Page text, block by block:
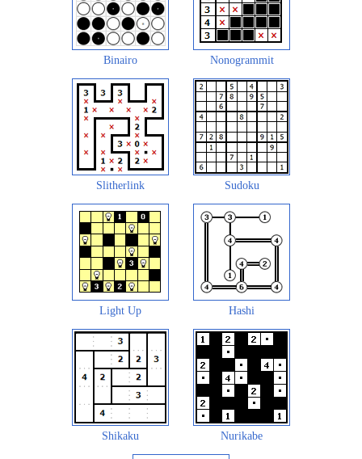
Binairo Nonogrammit
Slitherlink Sudoku
Light Up Hashi
Shikaku Nurikabe